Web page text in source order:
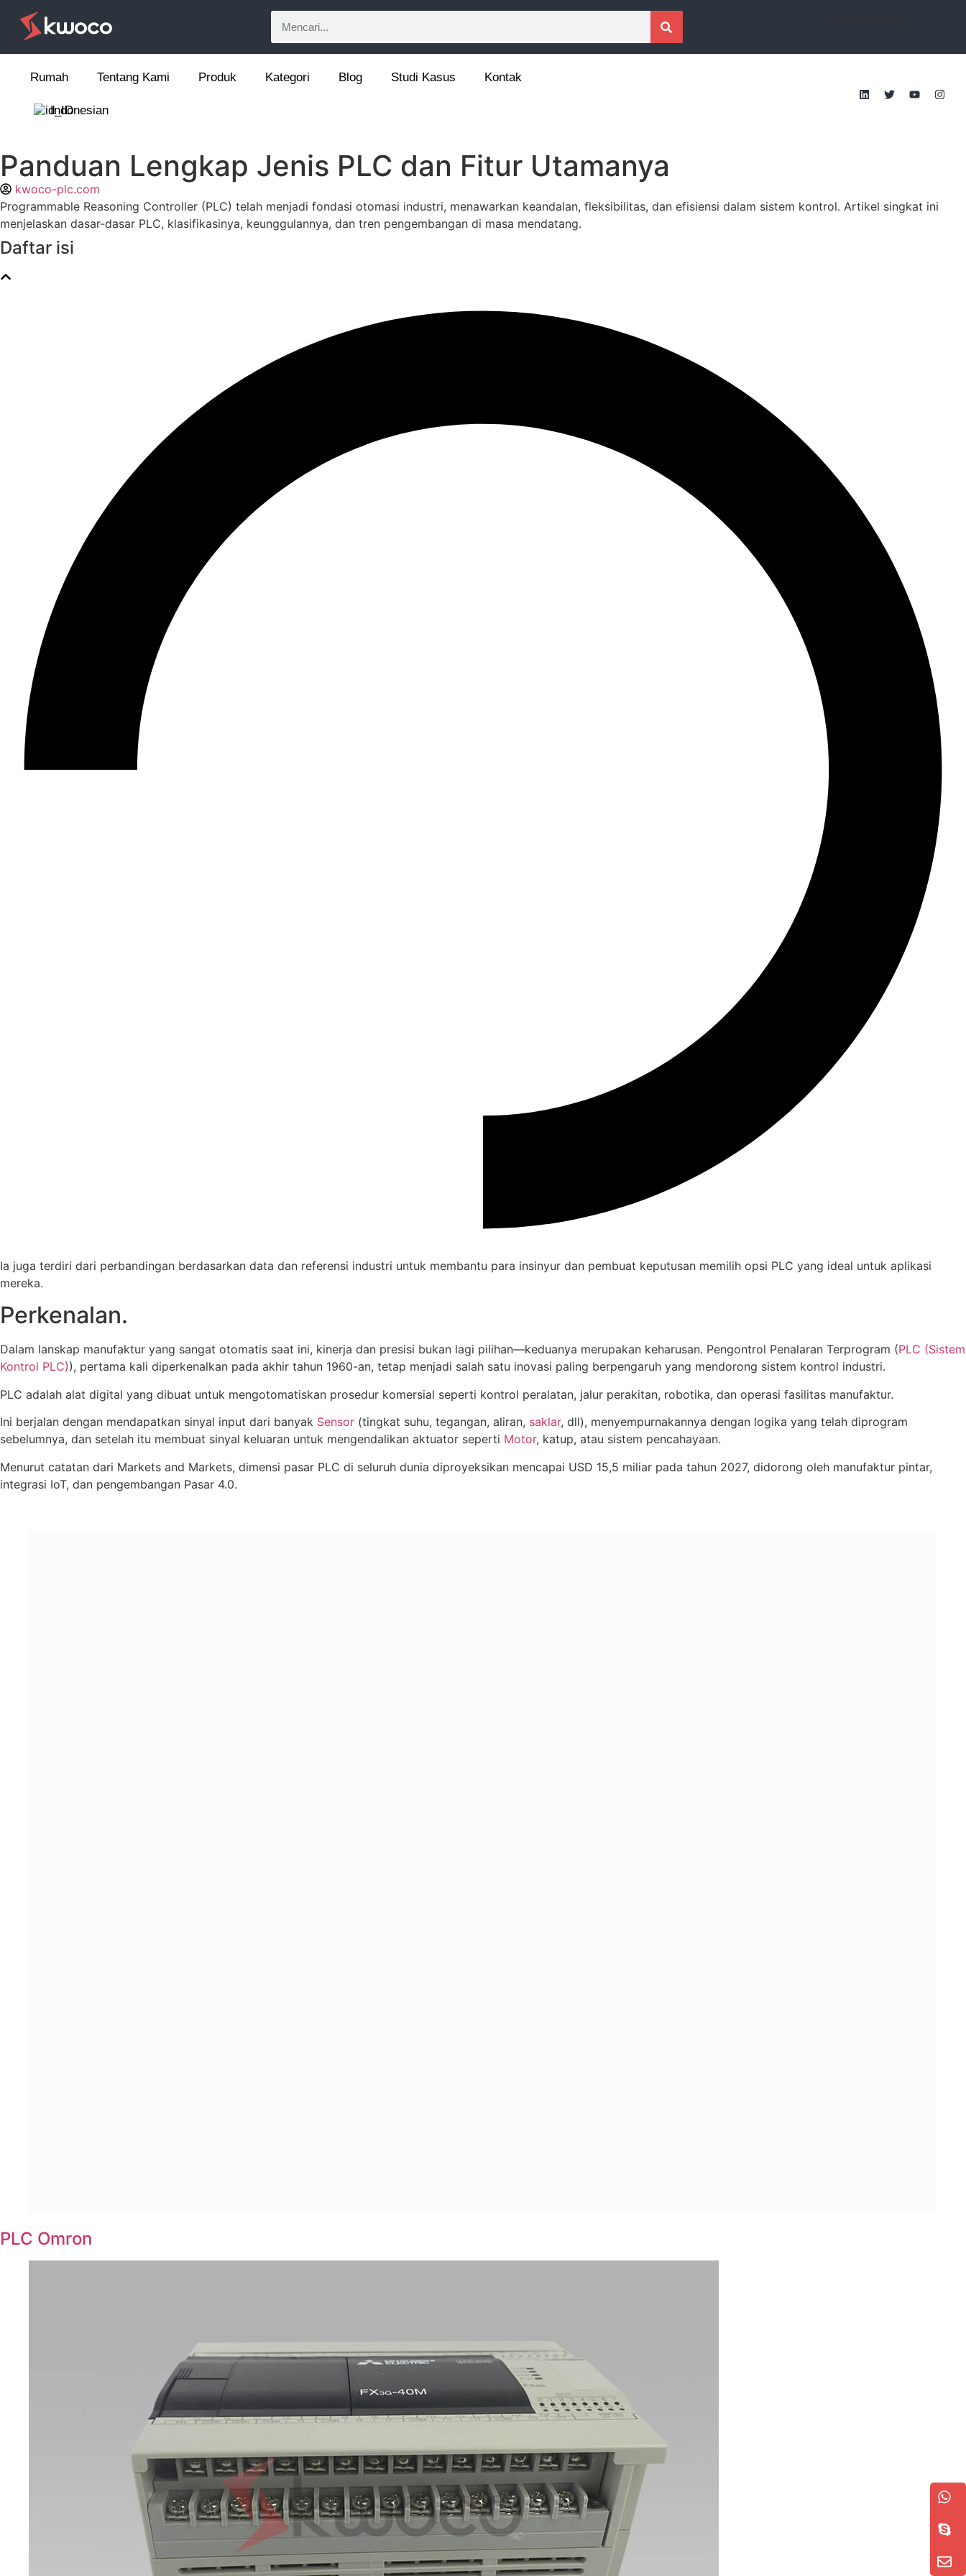
Rumah Tentang Kami Produk Kategori Blog Studi Kasus Kontak
Indonesian
Panduan Lengkap Jenis PLC dan Fitur Utamanya
kwoco-plc.com
Programmable Reasoning Controller (PLC) telah menjadi fondasi otomasi industri, menawarkan keandalan, fleksibilitas, dan efisiensi dalam sistem kontrol. Artikel singkat ini
menjelaskan dasar-dasar PLC, klasifikasinya, keunggulannya, dan tren pengembangan di masa mendatang.
Daftar isi
Ia juga terdiri dari perbandingan berdasarkan data dan referensi industri untuk membantu para insinyur dan pembuat keputusan memilih opsi PLC yang ideal untuk aplikasi
mereka.
Perkenalan.
Dalam lanskap manufaktur yang sangat otomatis saat ini, kinerja dan presisi bukan lagi pilihan—keduanya merupakan keharusan. Pengontrol Penalaran Terprogram (PLC (Sistem
Kontrol PLC)), pertama kali diperkenalkan pada akhir tahun 1960-an, tetap menjadi salah satu inovasi paling berpengaruh yang mendorong sistem kontrol industri.
PLC adalah alat digital yang dibuat untuk mengotomatiskan prosedur komersial seperti kontrol peralatan, jalur perakitan, robotika, dan operasi fasilitas manufaktur.
Ini berjalan dengan mendapatkan sinyal input dari banyak Sensor (tingkat suhu, tegangan, aliran, saklar, dll), menyempurnakannya dengan logika yang telah diprogram
sebelumnya, dan setelah itu membuat sinyal keluaran untuk mengendalikan aktuator seperti Motor, katup, atau sistem pencahayaan.
Menurut catatan dari Markets and Markets, dimensi pasar PLC di seluruh dunia diproyeksikan mencapai USD 15,5 miliar pada tahun 2027, didorong oleh manufaktur pintar,
integrasi IoT, dan pengembangan Pasar 4.0.
PLC Omron